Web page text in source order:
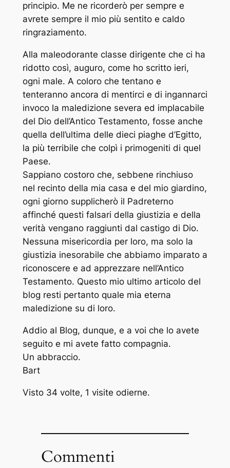
principio. Me ne ricorderò per sempre e
avrete sempre il mio più sentito e caldo
ringraziamento.
Alla maleodorante classe dirigente che ci ha
ridotto così, auguro, come ho scritto ieri,
ogni male. A coloro che tentano e
tenteranno ancora di mentirci e di ingannarci
invoco la maledizione severa ed implacabile
del Dio dell’Antico Testamento, fosse anche
quella dell’ultima delle dieci piaghe d’Egitto,
la più terribile che colpì i primogeniti di quel
Paese.
Sappiano costoro che, sebbene rinchiuso
nel recinto della mia casa e del mio giardino,
ogni giorno supplicherò il Padreterno
affinché questi falsari della giustizia e della
verità vengano raggiunti dal castigo di Dio.
Nessuna misericordia per loro, ma solo la
giustizia inesorabile che abbiamo imparato a
riconoscere e ad apprezzare nell’Antico
Testamento. Questo mio ultimo articolo del
blog resti pertanto quale mia eterna
maledizione su di loro.
Addio al Blog, dunque, e a voi che lo avete
seguito e mi avete fatto compagnia.
Un abbraccio.
Bart
Visto 34 volte, 1 visite odierne.
Commenti